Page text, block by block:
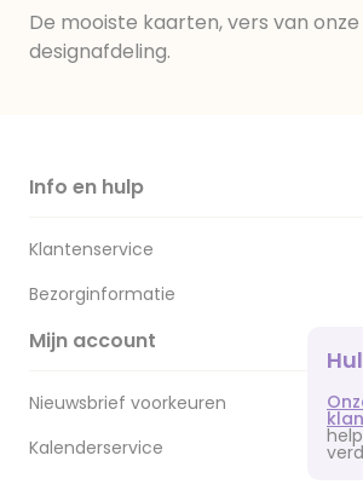
De mooiste kaarten, vers van
designafdeling.
Info en hulp
Klantenservice
Bezorginformatie
Mijn account
Nieuwsbrief voorkeuren
Kalenderservice